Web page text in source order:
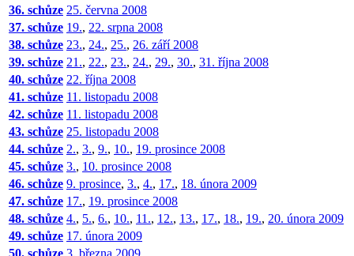
36. schůze 25. června 2008
37. schůze 19., 22. srpna 2008
38. schůze 23., 24., 25., 26. září 2008
39. schůze 21., 22., 23., 24., 29., 30., 31. října 2008
40. schůze 22. října 2008
41. schůze 11. listopadu 2008
42. schůze 11. listopadu 2008
43. schůze 25. listopadu 2008
44. schůze 2., 3., 9., 10., 19. prosince 2008
45. schůze 3., 10. prosince 2008
46. schůze 9. prosince, 3., 4., 17., 18. února 2009
47. schůze 17., 19. prosince 2008
48. schůze 4., 5., 6., 10., 11., 12., 13., 17., 18., 19., 20. února 2009
49. schůze 17. února 2009
50. schůze 3. března 2009